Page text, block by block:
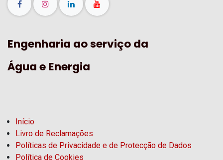
Engenharia ao serviço da
Água e Energia
Início
Livro de Reclamações
Políticas de Privacidade e de Protecção de Dados
Política de Cookies